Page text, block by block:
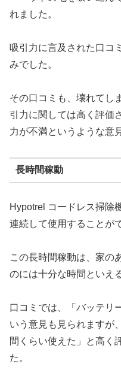
れました。
吸引力に言及された口コ
みでした。
その口コミも、壊れてし
引力に関しては高く評価
力が不満というような意
長時間稼動
Hypotrel コードレス掃除
連続して使用することが
この長時間稼動は、家の
のには十分な時間といえ
口コミでは、「バッテリ
いう意見も見られますが
間くらい使えた」と高く
た。